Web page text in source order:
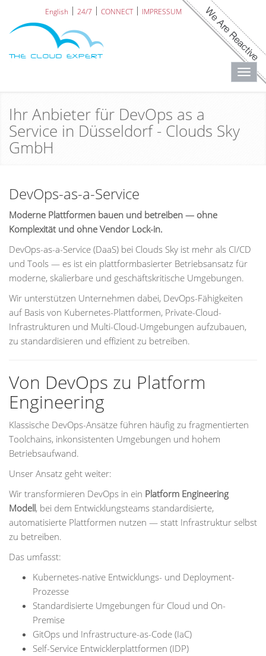
English 24/7 CONNECT IMPRESSUM
Ihr Anbieter für DevOps as a
Service in Düsseldorf - Clouds Sky
GmbH
DevOps-as-a-Service
Moderne Plattformen bauen und betreiben — ohne
Komplexität und ohne Vendor Lock-in.
DevOps-as-a-Service (DaaS) bei Clouds Sky ist mehr als CI/CD
und Tools — es ist ein plattformbasierter Betriebsansatz für
moderne, skalierbare und geschäftskritische Umgebungen.
Wir unterstützen Unternehmen dabei, DevOps-Fähigkeiten
auf Basis von Kubernetes-Plattformen, Private-Cloud-
Infrastrukturen und Multi-Cloud-Umgebungen aufzubauen,
zu standardisieren und effizient zu betreiben.
Von DevOps zu Platform
Engineering
Klassische DevOps-Ansätze führen häufig zu fragmentierten
Toolchains, inkonsistenten Umgebungen und hohem
Betriebsaufwand.
Unser Ansatz geht weiter:
Wir transformieren DevOps in ein Platform Engineering
Modell, bei dem Entwicklungsteams standardisierte,
automatisierte Plattformen nutzen — statt Infrastruktur selbst
zu betreiben.
Das umfasst:
Kubernetes-native Entwicklungs- und Deployment-
Prozesse
Standardisierte Umgebungen für Cloud und On-
Premise
GitOps und Infrastructure-as-Code (IaC)
Self-Service Entwicklerplattformen (IDP)